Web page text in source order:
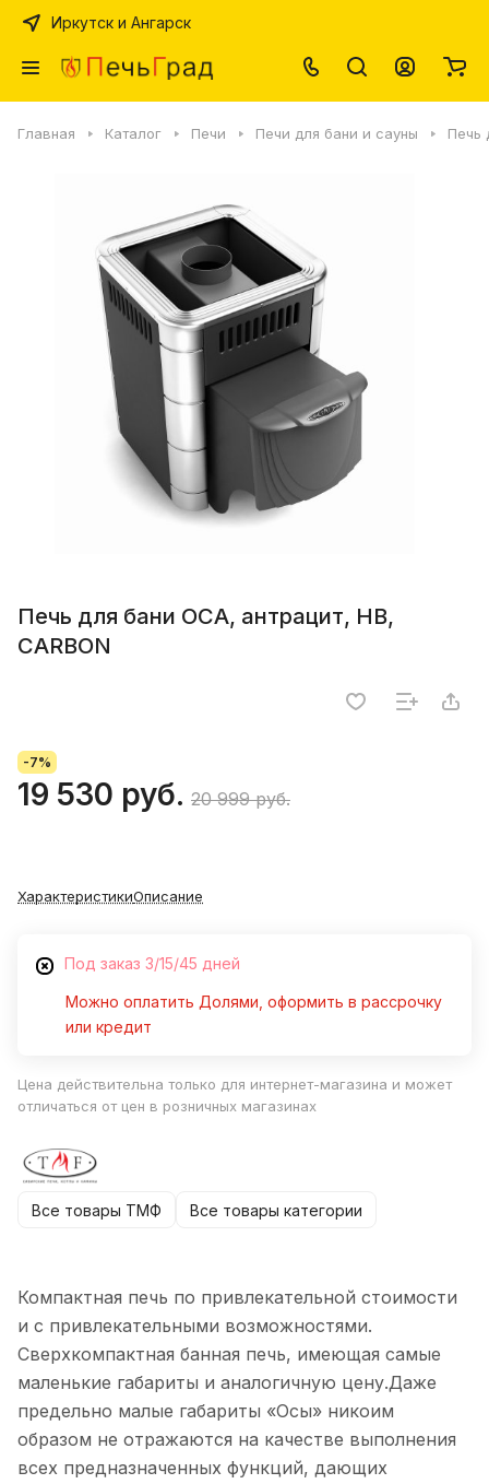
Иркутск и Ангарск
Главная Каталог Печи Печи для бани и сауны Печь
Печь для бани ОСА, антрацит, НВ,
CARBON
-7%
19 530 руб. 20 999 руб.
ХарактеристикиОписание
Под заказ 3/15/45 дней
Можно оплатить Долями, оформить в рассрочку
или кредит
Цена действительна только для интернет-магазина и может
отличаться от цен в розничных магазинах
Все товары ТМФ Все товары категории
Компактная печь по привлекательной стоимости
и с привлекательными возможностями.
Сверхкомпактная банная печь, имеющая самые
маленькие габариты и аналогичную цену.Даже
предельно малые габариты «Осы» никоим
образом не отражаются на качестве выполнения
всех предназначенных функций, дающих